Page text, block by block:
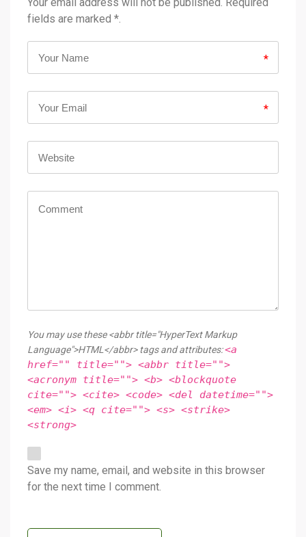
fields are marked *.
*
*
You may use these <abbr title="HyperText Markup
Language">HTML</abbr> tags and attributes:<a
href="" title=""> <abbr title="">
<acronym title=""> <b> <blockquote
cite=""> <cite> <code> <del datetime="">
<em> <i> <q cite=""> <s> <strike>
<strong>
Save my name, email, and website in this browser
for the next time I comment.